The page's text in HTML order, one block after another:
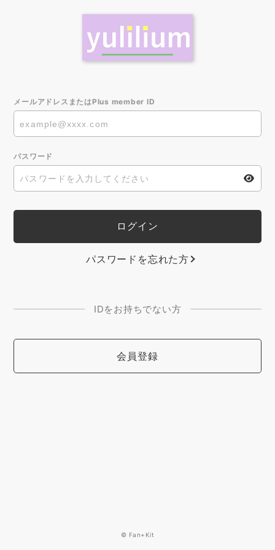
メールアドレスまたはPlus member ID
パスワード
パスワードを忘れた方
IDをお持ちでない方
会員登録
© Fan+Kit